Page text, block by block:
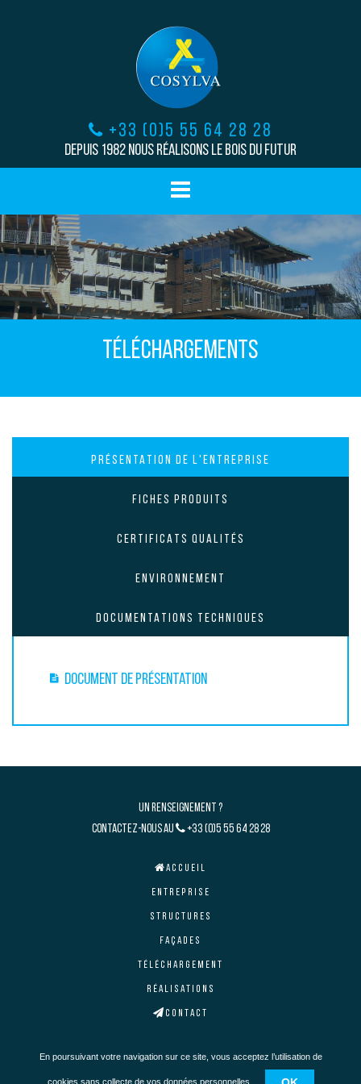
+33 (0)5 55 64 28 28
Depuis 1982 nous réalisons le bois du futur
TÉLÉCHARGEMENTS
PRÉSENTATION DE L'ENTREPRISE
FICHES PRODUITS
CERTIFICATS QUALITÉS
ENVIRONNEMENT
DOCUMENTATIONS TECHNIQUES
Document de présentation
Un renseignement ?
Contactez-nous au
+33 (0)5 55 64 28 28
Accueil
Entreprise
Structures
Façades
Téléchargement
Réalisations
Contact
En poursuivant votre navigation sur ce site, vous acceptez l’utilisation de
cookies sans collecte de vos données personnelles.